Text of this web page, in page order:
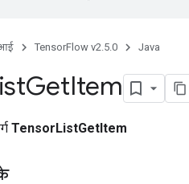
TensorFlow v2.5.0 Java
GetItem
TensorListGetItem